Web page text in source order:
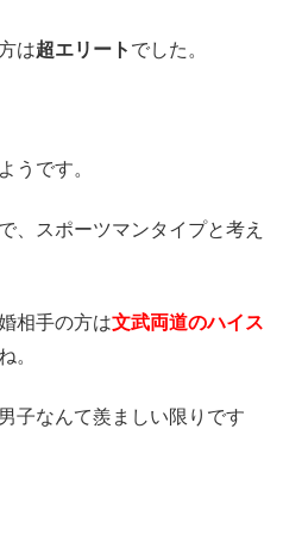
は超エリートでした。
うです。
、スポーツマンタイプと考え
相手の方は文武両道のハイス
。
子なんて羨ましい限りです